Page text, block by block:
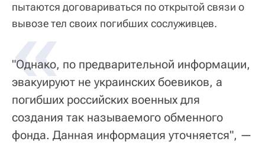
пытаются договариваться по открытой связи о
вывозе тел своих погибших сослуживцев.
«
"Однако, по предварительной информации,
эвакуируют не украинских боевиков, а
погибших российских военных для
создания так называемого обменного
фонда. Данная информация уточняется", —